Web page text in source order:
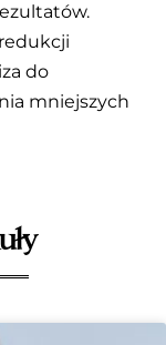
do
mniejszych